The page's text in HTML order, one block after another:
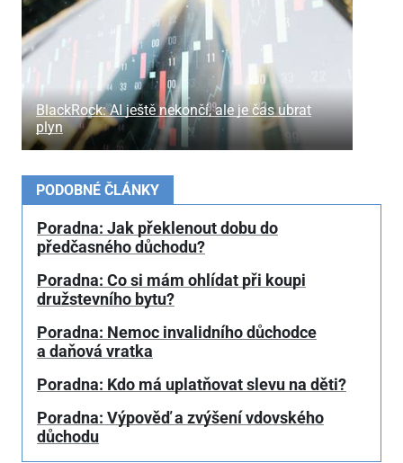
BlackRock: AI ještě nekončí, ale je čas ubrat
plyn
PODOBNÉ ČLÁNKY
Poradna: Jak překlenout dobu do
předčasného důchodu?
Poradna: Co si mám ohlídat při koupi
družstevního bytu?
Poradna: Nemoc invalidního důchodce
a daňová vratka
Poradna: Kdo má uplatňovat slevu na děti?
Poradna: Výpověď a zvýšení vdovského
důchodu